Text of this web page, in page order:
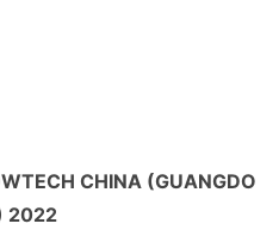
CHINA (GUANGDO
2022